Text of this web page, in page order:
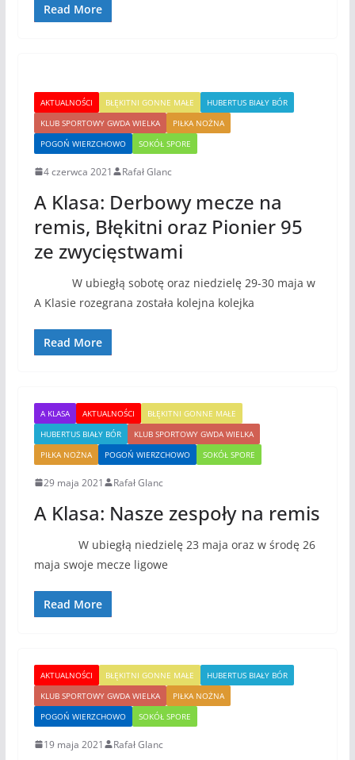
Read More
AKTUALNOŚCI BŁĘKITNI GONNE MAŁE
HUBERTUS BIAŁY BÓR
KLUB SPORTOWY GWDA WIELKA
PIŁKA NOŻNA
POGOŃ WIERZCHOWO
SOKÓŁ SPORE
4 czerwca 2021 Rafał Glanc
A Klasa: Derbowy mecze na
remis, Błękitni oraz Pionier 95
ze zwycięstwami
W ubiegłą sobotę oraz niedzielę 29-30 maja w
A Klasie rozegrana została kolejna kolejka
Read More
A KLASA AKTUALNOŚCI
BŁĘKITNI GONNE MAŁE
HUBERTUS BIAŁY BÓR
KLUB SPORTOWY GWDA WIELKA
PIŁKA NOŻNA
POGOŃ WIERZCHOWO SOKÓŁ SPORE
29 maja 2021 Rafał Glanc
A Klasa: Nasze zespoły na remis
W ubiegłą niedzielę 23 maja oraz w środę 26
maja swoje mecze ligowe
Read More
AKTUALNOŚCI BŁĘKITNI GONNE MAŁE
HUBERTUS BIAŁY BÓR
KLUB SPORTOWY GWDA WIELKA
PIŁKA NOŻNA
POGOŃ WIERZCHOWO
SOKÓŁ SPORE
19 maja 2021 Rafał Glanc